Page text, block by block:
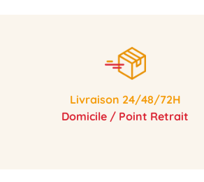
Livraison 24/48/72H
Domicile / Point Retrait